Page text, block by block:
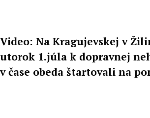
Video: Na Kragujevskej v
utorok 1.júla k dopravnej
v čase obeda štartovali na